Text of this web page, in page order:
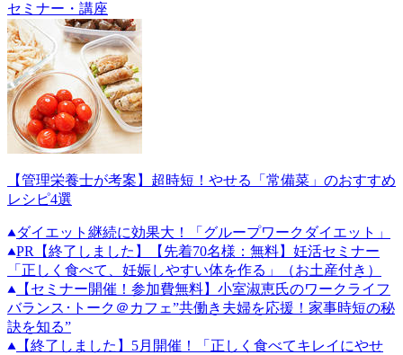
セミナー・講座
【管理栄養士が考案】超時短！やせる「常備菜」のおすすめ
レシピ4選
ダイエット継続に効果大！「グループワークダイエット」
PR 【終了しました】【先着70名様：無料】妊活セミナー
「正しく食べて、妊娠しやすい体を作る」（お土産付き）
【セミナー開催！参加費無料】小室淑恵氏のワークライフ
バランス･トーク＠カフェ”共働き夫婦を応援！家事時短の秘
訣を知る”
【終了しました】5月開催！「正しく食べてキレイにやせ